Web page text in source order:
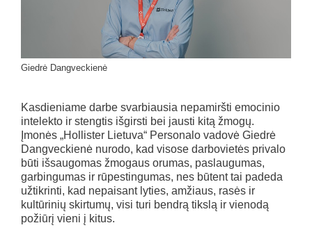
Giedrė Dangveckienė
Kasdieniame darbe svarbiausia nepamiršti emocinio
intelekto ir stengtis išgirsti bei jausti kitą žmogų.
Įmonės „Hollister Lietuva“ Personalo vadovė Giedrė
Dangveckienė nurodo, kad visose darbovietės privalo
būti išsaugomas žmogaus orumas, paslaugumas,
garbingumas ir rūpestingumas, nes būtent tai padeda
užtikrinti, kad nepaisant lyties, amžiaus, rasės ir
kultūrinių skirtumų, visi turi bendrą tikslą ir vienodą
požiūrį vieni į kitus.